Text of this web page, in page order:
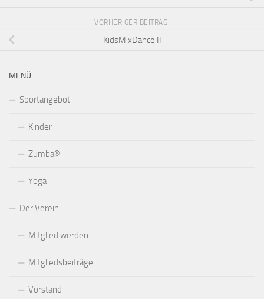
VORHERIGER BEITRAG
KidsMixDance II
MENÜ
Sportangebot
Kinder
Zumba®
Yoga
Der Verein
Mitglied werden
Mitgliedsbeiträge
Vorstand